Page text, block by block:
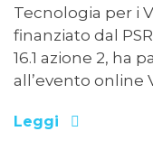
Tecnologia per i
finanziato dal
16.1 azione 2, ha
all’evento online
Leggi